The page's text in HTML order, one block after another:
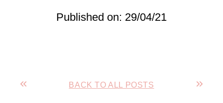
Published on: 29/04/21
BACK TO ALL POSTS